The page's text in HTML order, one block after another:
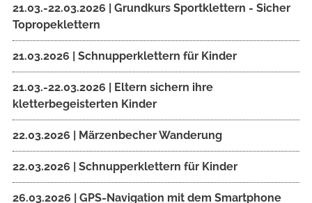
21.03.-22.03.2026 | Grundkurs Sportklettern - Sicher
Topropeklettern
21.03.2026 | Schnupperklettern für Kinder
21.03.-22.03.2026 | Eltern sichern ihre
kletterbegeisterten Kinder
22.03.2026 | Märzenbecher Wanderung
22.03.2026 | Schnupperklettern für Kinder
26.03.2026 | GPS-Navigation mit dem Smartphone